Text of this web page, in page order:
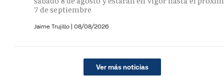
7 de septiembre
Jaime Trujillo | 08/08/2026
Ver más noticias